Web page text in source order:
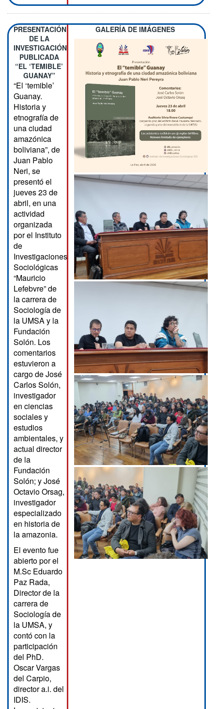
PRESENTACIÓN
DE LA
INVESTIGACIÓN
PUBLICADA
“EL ‘TEMIBLE’
GUANAY”
“El ‘temible’
Guanay.
Historia y
etnografía de
una ciudad
amazónica
boliviana”, de
Juan Pablo
Neri, se
presentó el
jueves 23 de
abril, en una
actividad
organizada
por el Instituto
de
Investigaciones
Sociológicas
“Mauricio
Lefebvre” de
la carrera de
Sociología de
la UMSA y la
Fundación
Solón. Los
comentarios
estuvieron a
cargo de José
Carlos Solón,
investigador
en ciencias
sociales y
estudios
ambientales, y
actual director
de la
Fundación
Solón; y José
Octavio Orsag,
investigador
especializado
en historia de
la amazonia.
El evento fue
abierto por el
M.Sc Eduardo
Paz Rada,
Director de la
carrera de
Sociología de
la UMSA, y
contó con la
participación
del PhD.
Oscar Vargas
del Carpio,
director a.i. del
IDIS.
GALERÍA DE IMÁGENES